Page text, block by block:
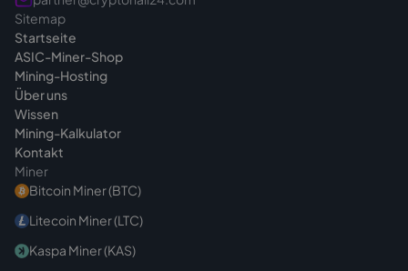
Sitemap
Startseite
ASIC-Miner-Shop
Mining-Hosting
Über uns
Wissen
Mining-Kalkulator
Kontakt
Miner
Bitcoin Miner (BTC)
Litecoin Miner (LTC)
Kaspa Miner (KAS)